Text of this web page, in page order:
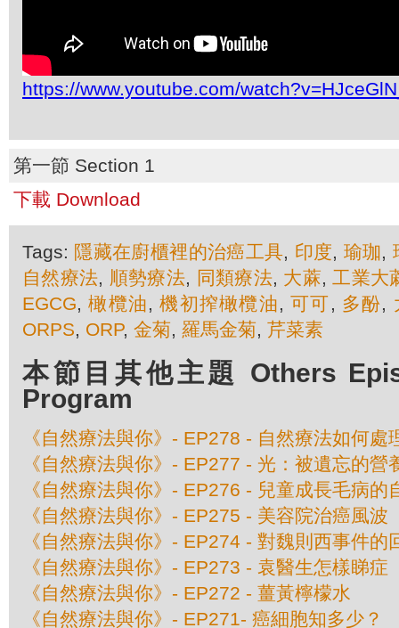
https://www.youtube.com/
第一節 Section 1
下載 Download
Tags: 隱藏在廚櫃裡的治癌工具, 印度, 瑜珈,
自然療法, 順勢療法, 同類療法, 大蔴,工業大
EGCG,橄欖油,機初搾橄欖油,可可, 多酚,
ORPS, ORP, 金菊, 羅馬金菊, 芹菜素
本節目其他主題 Others
Program
《自然療法與你》- EP278 - 自然療法如何處
《自然療法與你》- EP277 - 光：被遺忘的營
《自然療法與你》- EP276 - 兒童成長毛病的
《自然療法與你》- EP275 - 美容院治癌風波
《自然療法與你》- EP274 - 對魏則西事件的
《自然療法與你》- EP273 - 袁醫生怎樣睇症
《自然療法與你》- EP272 - 薑黃檸檬水
《自然療法與你》- EP271- 癌細胞知多少？